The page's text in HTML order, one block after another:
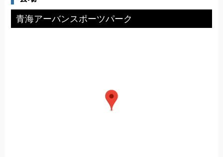
青海アーバンスポーツパーク